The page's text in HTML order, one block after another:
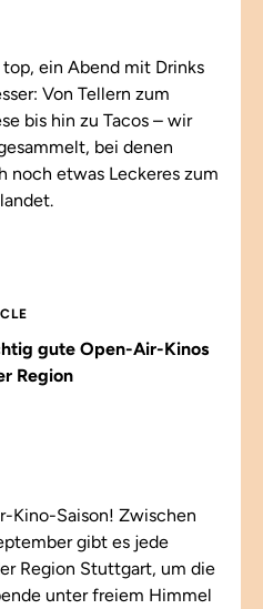
ein Abend mit Drinks
Von Tellern zum
bis hin zu Tacos – wir
bei denen
noch etwas Leckeres zum
gute Open-Air-Kinos
Region
Kino-Saison! Zwischen
gibt es jede
Region Stuttgart, um die
unter freiem Himmel